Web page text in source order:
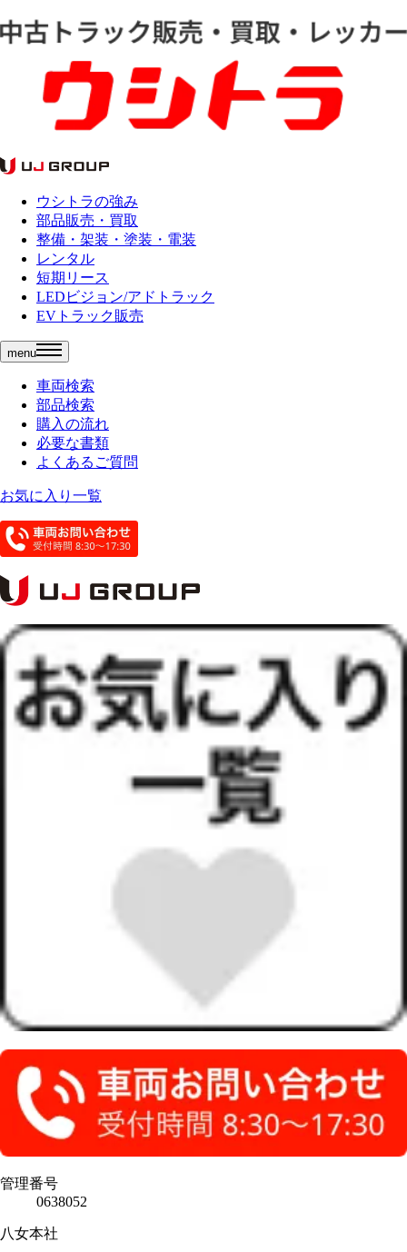
ウシトラの強み
部品販売・買取
整備・架装・塗装・電装
レンタル
短期リース
LEDビジョン/アドトラック
EVトラック販売
menu
車両検索
部品検索
購入の流れ
必要な書類
よくあるご質問
お気に入り一覧
管理番号
0638052
八女本社